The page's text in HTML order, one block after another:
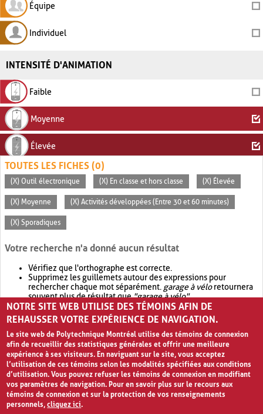
Équipe
Individuel
INTENSITÉ D'ANIMATION
Faible
Moyenne
Élevée
TOUTES LES FICHES (0)
(X) Outil électronique (X) En classe et hors classe (X) Élevée
(X) Moyenne (X) Activités développées (Entre 30 et 60 minutes)
(X) Sporadiques
Votre recherche n'a donné aucun résultat
Vérifiez que l'orthographe est correcte.
Supprimez les guillemets autour des expressions pour
rechercher chaque mot séparément. garage à véloretournera
souvent plus de résultat que"garage à vélo".
Envisagez d'élargir votre recherche avec OR.garage OR vélo
retournera souvent plus de résultat quegarage à vélo
NOTRE SITE WEB UTILISE DES TÉMOINS AFIN DE
REHAUSSER VOTRE EXPÉRIENCE DE NAVIGATION.
Le site web de Polytechnique Montréal utilise des témoins de connexion
afin de recueillir des statistiques générales et offrir une meilleure
expérience à ses visiteurs. En naviguant sur le site, vous acceptez
l’utilisation de ces témoins selon les modalités spécifiées aux conditions
d’utilisation. Vous pouvez refuser les témoins de connexion en modifiant
vos paramètres de navigation. Pour en savoir plus sur le recours aux
témoins de connexion et sur la protection de vos renseignements
personnels,cliquez ici.